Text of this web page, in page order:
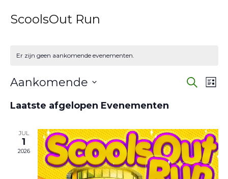
ScoolsOut Run
Er zijn geen aankomende evenementen.
en
Zoeken
Lijst
Aankomende
een
Laatste afgelopen Evenementen
JUL
1
2026